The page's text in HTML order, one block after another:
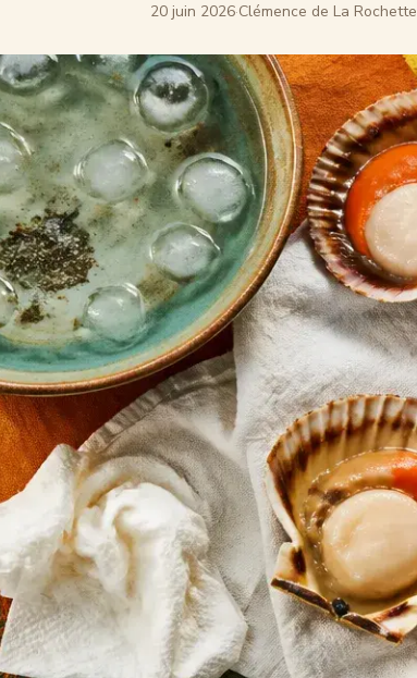
20 juin 2026·Clémence de La Rochette